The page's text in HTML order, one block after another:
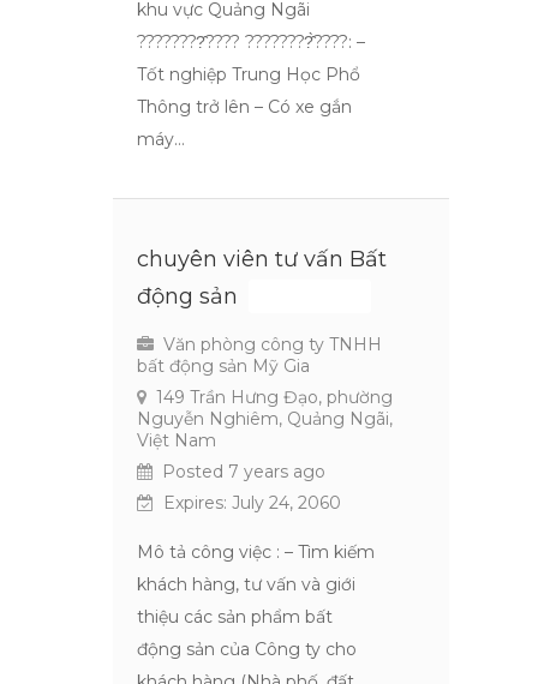
khu vực Quảng Ngãi
????????̂???? ????????̂̀????: –
Tốt nghiệp Trung Học Phổ
Thông trở lên – Có xe gắn
máy…
chuyên viên tư vấn Bất
động sản
Văn phòng công ty TNHH
bất động sản Mỹ Gia
149 Trần Hưng Đạo, phường
Nguyễn Nghiêm, Quảng Ngãi,
Việt Nam
Posted 7 years ago
Expires: July 24, 2060
Mô tả công việc : – Tìm kiếm
khách hàng, tư vấn và giới
thiệu các sản phẩm bất
động sản của Công ty cho